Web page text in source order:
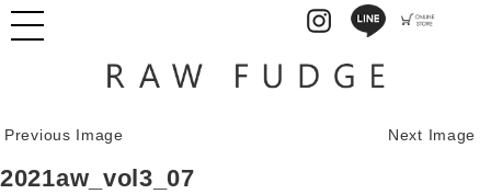
Previous Image Next Image
2021aw_vol3_07